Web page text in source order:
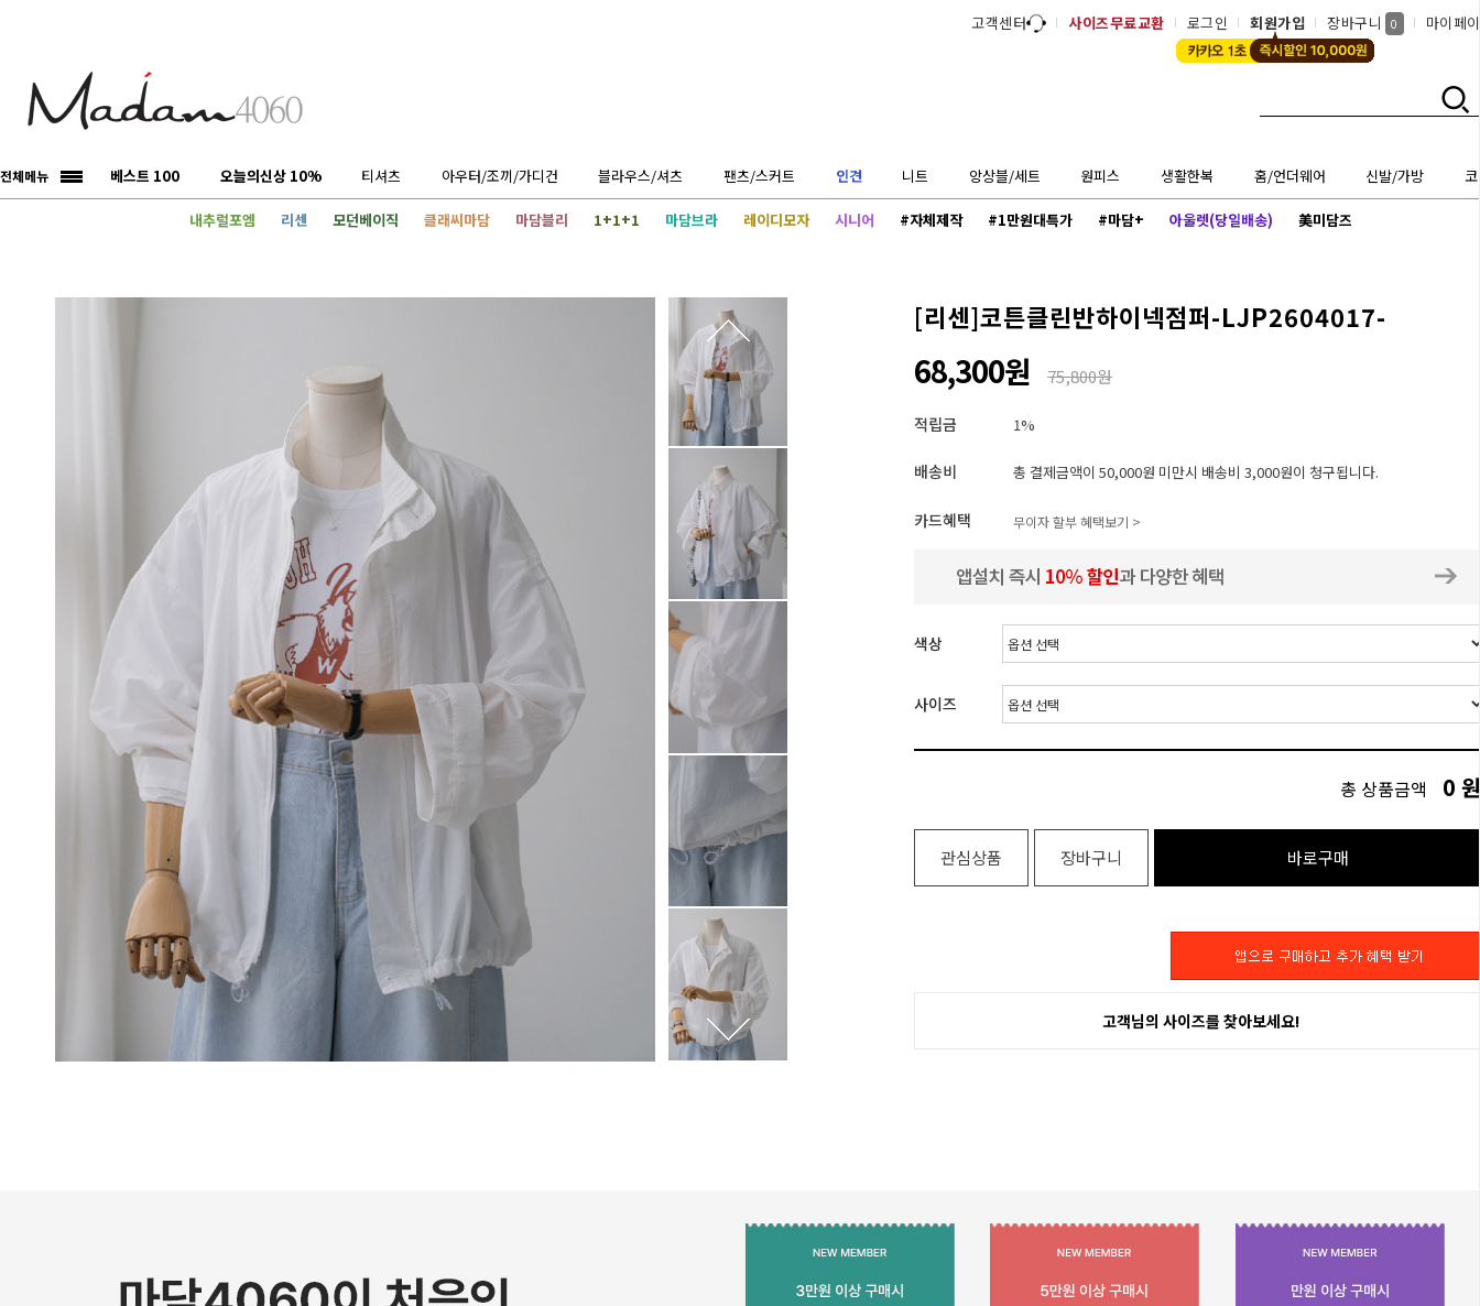
고객센터 사이즈무료교환 로그인 회원가입 장바구니 0 마이페
전체메뉴 베스트 100 오늘의신상 10% 티셔츠 아우터/조끼/가디건 블라우스/셔츠 팬츠/스커트 인견 니트 앙상블/세트 원피스 생활한복 홈/언더웨어 신발/가방
내추럴포엠 리센 모던베이직 클래씨마담 마담블리 1+1+1 마담브라 레이디모자 시니어 #자체제작 #1만원대특가 #마담+ 아울렛(당일배송) 美미담즈
[리센]코튼클린반하이넥점퍼-LJP2604017-
68,300원 75,800원
적립금 1%
배송비 총 결제금액이 50,000원 미만시 배송비 3,000원이 청구됩니다.
카드혜택 무이자 할부 혜택보기 >
색상
사이즈
총 상품금액 0 원
관심상품 장바구니 바로구매
고객님의 사이즈를 찾아보세요!